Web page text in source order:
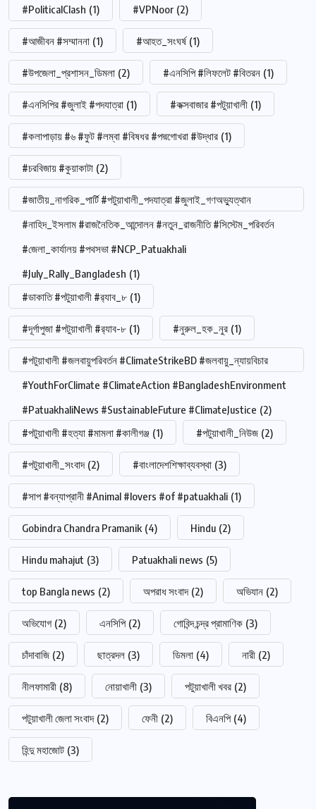
#PoliticalClash (1) #VPNoor (2)
#আজীবন #সম্মাননা (1) #আহত_সংঘর্ষ (1)
#উপজেলা_প্রশাসন_ডিমলা (2) #এনসিপি #লিফলেট #বিতরন (1)
#এনসিপির #জুলাই #পদযাত্রা (1) #কক্সবাজার #পটুয়াখালী (1)
#কলাপাড়ায় #৬ #ফুট #লম্বা #বিষধর #পদ্মগোখরা #উদ্ধার (1)
#চরবিজায় #কুয়াকাটা (2)
#জাতীয়_নাগরিক_পার্টি #পটুয়াখালী_পদযাত্রা #জুলাই_গণঅভ্যুত্থান
#নাহিদ_ইসলাম #রাজনৈতিক_আন্দোলন #নতুন_রাজনীতি #সিস্টেম_পরিবর্তন
#জেলা_কার্যালয় #পথসভা #NCP_Patuakhali
#July_Rally_Bangladesh (1)
#ডাকাতি #পটুয়াখালী #র‍্যাব_৮ (1)
#দূর্গাপুজা #পটুয়াখালী #র‍্যাব-৮ (1) #নুরুল_হক_নুর (1)
#পটুয়াখালী #জলবায়ুপরিবর্তন #ClimateStrikeBD #জলবায়ু_ন্যায়বিচার
#YouthForClimate #ClimateAction #BangladeshEnvironment
#PatuakhaliNews #SustainableFuture #ClimateJustice (2)
#পটুয়াখালী #হত্যা #মামলা #কালীগঞ্জ (1) #পটুয়াখালী_নিউজ (2)
#পটুয়াখালী_সংবাদ (2) #বাংলাদেশশিক্ষাব্যবস্থা (3)
#সাপ #বন্যাপ্রানী #Animal #lovers #of #patuakhali (1)
Gobindra Chandra Pramanik (4) Hindu (2)
Hindu mahajut (3) Patuakhali news (5)
top Bangla news (2) অপরাধ সংবাদ (2) অভিযান (2)
অভিযোগ (2) এনসিপি (2) গোবিন্দ চন্দ্র প্রামাণিক (3)
চাঁদাবাজি (2) ছাত্রদল (3) ডিমলা (4) নারী (2)
নীলফামারী (8) নোয়াখালী (3) পটুয়াখালী খবর (2)
পটুয়াখালী জেলা সংবাদ (2) ফেনী (2) বিএনপি (4)
হিন্দু মহাজোট (3)